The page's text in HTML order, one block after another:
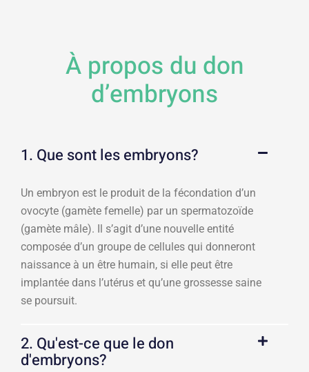
À propos du don
d’embryons
1. Que sont les embryons?​​
Un embryon est le produit de la fécondation d’un
ovocyte (gamète femelle) par un spermatozoïde
(gamète mâle). Il s’agit d’une nouvelle entité
composée d’un groupe de cellules qui donneront
naissance à un être humain, si elle peut être
implantée dans l’utérus et qu’une grossesse saine
se poursuit.
2. Qu'est-ce que le don
d'embryons?